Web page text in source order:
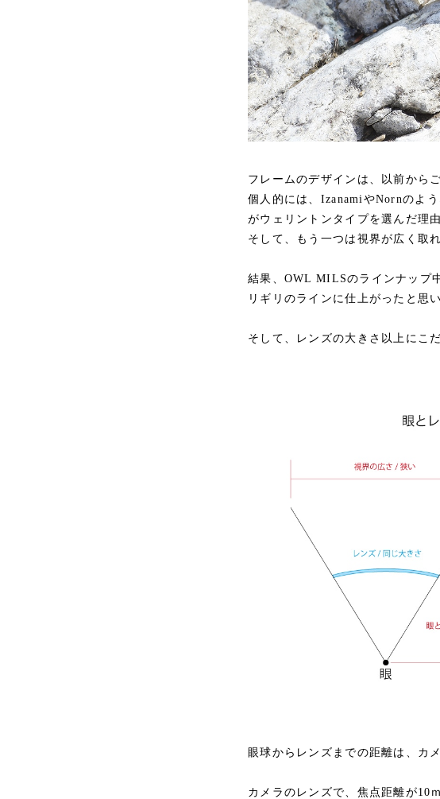
フレームのデザインは、以前から
個人的には、IzanamiやNornのよ
がウェリントンタイプを選んだ理由
そして、もう一つは視界が広く取
結果、OWL MILSのラインナップ
リギリのラインに仕上がったと思い
そして、レンズの大きさ以上にこ
眼球からレンズまでの距離は、カ
カメラのレンズで、焦点距離が10